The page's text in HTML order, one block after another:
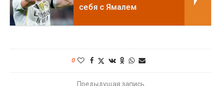
себя с Ямалем
0
Предыдущая запись